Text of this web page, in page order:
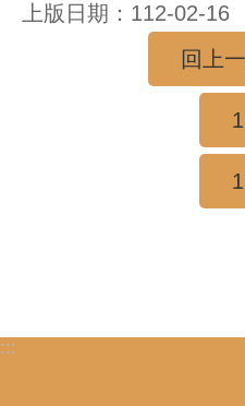
上版日期：112-02-16
回上
:::